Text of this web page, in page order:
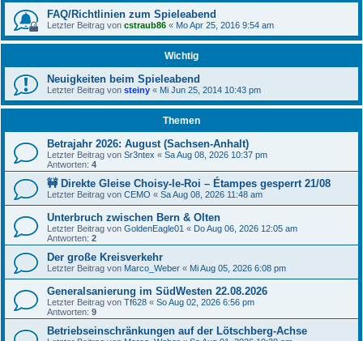
FAQ/Richtlinien zum Spieleabend
Letzter Beitrag von cstraub86 « Mo Apr 25, 2016 9:54 am
Wichtig
Neuigkeiten beim Spieleabend
Letzter Beitrag von steiny « Mi Jun 25, 2014 10:43 pm
Themen
Betrajahr 2026: August (Sachsen-Anhalt)
Letzter Beitrag von Sr3ntex « Sa Aug 08, 2026 10:37 pm
Antworten: 4
🚧 Direkte Gleise Choisy-le-Roi – Étampes gesperrt 21/08
Letzter Beitrag von CEMO « Sa Aug 08, 2026 11:48 am
Unterbruch zwischen Bern & Olten
Letzter Beitrag von GoldenEagle01 « Do Aug 06, 2026 12:05 am
Antworten: 2
Der große Kreisverkehr
Letzter Beitrag von Marco_Weber « Mi Aug 05, 2026 6:08 pm
Generalsanierung im SüdWesten 22.08.2026
Letzter Beitrag von Tf628 « So Aug 02, 2026 6:56 pm
Antworten: 9
Betriebseinschränkungen auf der Lötschberg-Achse